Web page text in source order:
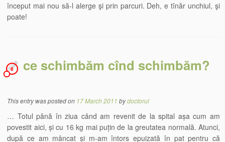
început mai nou să-l alerge şi prin parcuri. Deh, e tînăr unchiul, şi
poate!
ce schimbăm cînd schimbăm?
8
This entry was posted on 17 March 2011 bydoctorul
… Totul până în ziua când am revenit de la spital așa cum am
povestit aici, și cu 16 kg mai puțin de la greutatea normală. Atunci,
după ce am mâncat și m-am întors epuizată în pat pentru că